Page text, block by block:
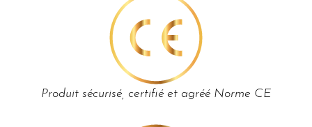
Produit sécurisé, certifié et agréé Norme CE